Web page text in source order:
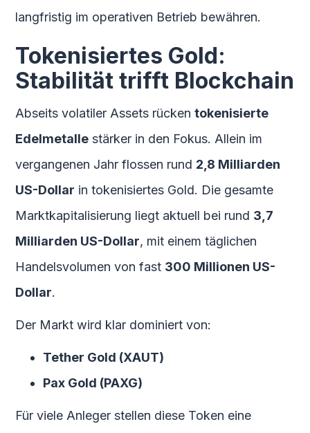
langfristig im operativen Betrieb bewähren.
Tokenisiertes Gold:
Stabilität trifft Blockchain
Abseits volatiler Assets rückentokenisierte
Edelmetalle stärker in den Fokus. Allein im
vergangenen Jahr flossen rund 2,8 Milliarden
US-Dollar in tokenisiertes Gold. Die gesamte
Marktkapitalisierung liegt aktuell bei rund 3,7
Milliarden US-Dollar, mit einem täglichen
Handelsvolumen von fast 300 Millionen US-
Dollar.
Der Markt wird klar dominiert von:
Tether Gold (XAUT)
Pax Gold (PAXG)
Für viele Anleger stellen diese Token eine